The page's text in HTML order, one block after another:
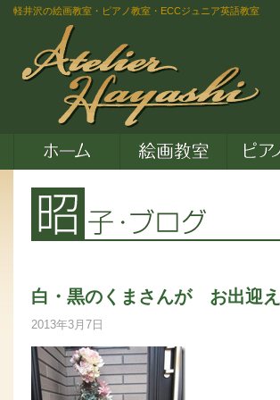
軽井沢の絵画教室・ピアノ教室・ECCジュニア英語教室
白・黒のくまさんが お出迎え
2013年3月7日